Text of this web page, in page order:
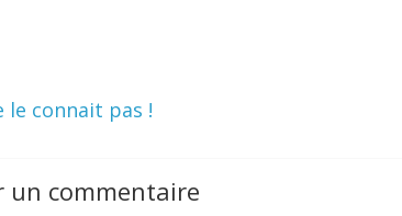
le connait pas !
un commentaire